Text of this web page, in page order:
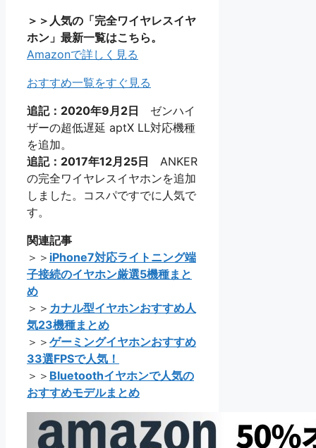
＞＞人気の「完全ワイヤレスイヤ
ホン」最新一覧はこちら。
Amazonで詳しく見る
おすすめ一覧をすぐ見る
追記：2020年9月2日 ゼンハイ
ザーの超低遅延 aptX LL対応機種
を追加。
追記：2017年12月25日 ANKER
の完全ワイヤレスイヤホンを追加
しました。コスパですでに人気で
す。
関連記事
＞＞ iPhone7対応ライトニング端
子接続のイヤホン厳選5機種まと
め
＞＞ カナル型イヤホンおすすめ人
気23機種まとめ
＞＞ ゲーミングイヤホンおすすめ
33選FPSで人気！
＞＞ Bluetoothイヤホンで人気の
おすすめモデルまとめ